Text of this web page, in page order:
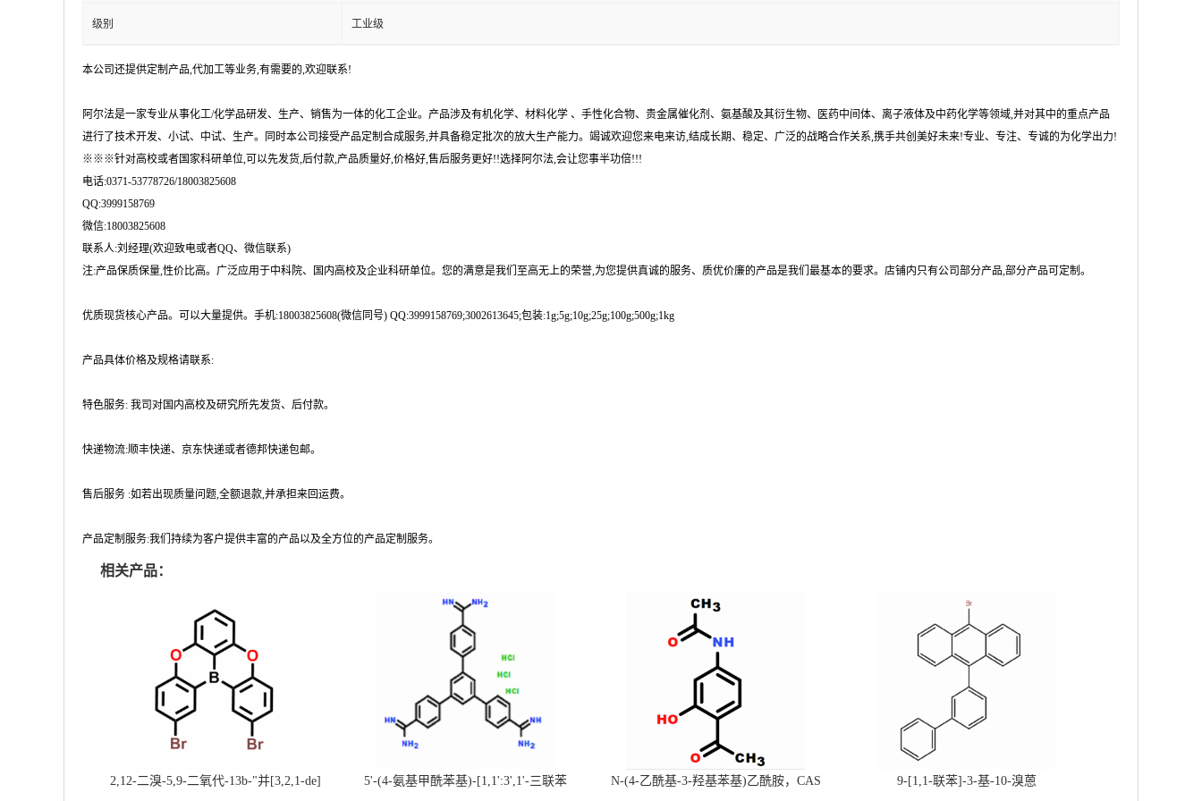
级别 工业级
本公司还提供定制产品,代加工等业务,有需要的,欢迎联系!
阿尔法是一家专业从事化工/化学品研发、生产、销售为一体的化工企业。产品涉及有机化学、材料化学 、手性化合物、贵金属催化剂、氨基酸及其衍生物、医药中间体、离子液体及中药化学等领域,并对其中的重点产品
进行了技术开发、小试、中试、生产。同时本公司接受产品定制合成服务,并具备稳定批次的放大生产能力。竭诚欢迎您来电来访,结成长期、稳定、广泛的战略合作关系,携手共创美好未来!专业、专注、专诚的为化学出力!
※※※针对高校或者国家科研单位,可以先发货,后付款,产品质量好,价格好,售后服务更好!!选择阿尔法,会让您事半功倍!!!
电话:0371-53778726/18003825608
QQ:3999158769
微信:18003825608
联系人:刘经理(欢迎致电或者QQ、微信联系)
注:产品保质保量,性价比高。广泛应用于中科院、国内高校及企业科研单位。您的满意是我们至高无上的荣誉,为您提供真诚的服务、质优价廉的产品是我们最基本的要求。店铺内只有公司部分产品,部分产品可定制。
优质现货核心产品。可以大量提供。手机:18003825608(微信同号) QQ:3999158769;3002613645;包装:1g;5g;10g;25g;100g;500g;1kg
产品具体价格及规格请联系:
特色服务: 我司对国内高校及研究所先发货、后付款。
快递物流:顺丰快递、京东快递或者德邦快递包邮。
售后服务 :如若出现质量问题,全额退款,并承担来回运费。
产品定制服务:我们持续为客户提供丰富的产品以及全方位的产品定制服务。
相关产品：
2,12-二溴-5,9-二氧代-13b-"并[3,2,1-de]
5'-(4-氨基甲酰苯基)-[1,1':3',1'-三联苯
N-(4-乙酰基-3-羟基苯基)乙酰胺，CAS
9-[1,1-联苯]-3-基-10-溴蒽